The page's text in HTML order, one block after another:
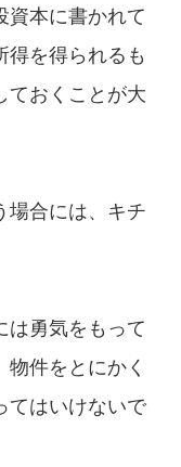
資本に書かれて
得を得られるも
ておくことが大
場合には、キチ
は勇気をもって
件をとにかく
てはいけないで